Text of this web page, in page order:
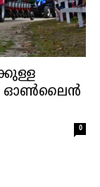
ഓൺലൈൻ
0